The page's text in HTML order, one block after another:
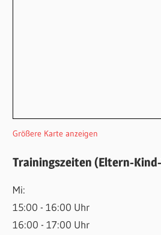
Größere Karte anzeigen
Trainingszeiten (Eltern-
Mi:
15:00 - 16:00 Uhr
16:00 - 17:00 Uhr